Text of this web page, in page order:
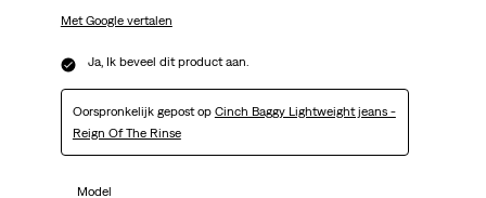
Met Google vertalen
Ja, Ik beveel dit product aan.
Oorspronkelijk gepost op Cinch Baggy Lightweight jeans -
Reign Of The Rinse
Model